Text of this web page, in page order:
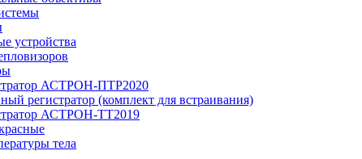
устройства
АСТРОН-ПТР2020
регистратор (комплект для встраивания)
АСТРОН-ТТ2019
тела